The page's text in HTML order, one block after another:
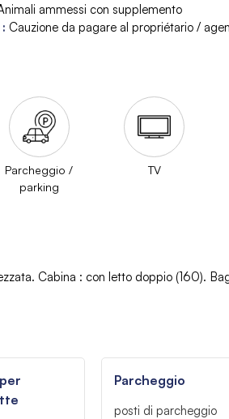
ammessi con supplemento
: Cauzione da pagare al propriétario /
Parcheggio /
parking
TV
Cabina : con letto doppio (160)
Parcheggio
posti di parcheggio